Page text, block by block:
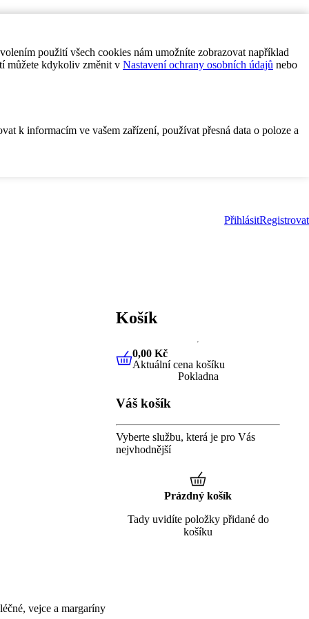
použití všech cookies nám umožníte zobrazovat například
můžete kdykoliv změnit v Nastavení ochrany osobních údajů nebo
k informacím ve vašem zařízení, používat přesná data o poloze a
PřihlásitRegistrovat
vejce a margaríny
Košík
0,00 KčAktuální cena košíku
0,00 Kč
Aktuální cena košíku
Pokladna
Váš košík
Vyberte službu, která je pro Vás
nejvhodnější
Prázdný košík
Tady uvidíte položky přidané do
košíku